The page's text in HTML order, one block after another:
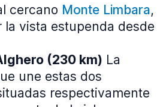
cercano Monte Limbara,
la vista estupenda desde
(230 km) La
une estas dos
respectivamente